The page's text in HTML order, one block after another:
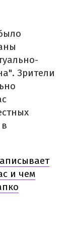
Зрители
и чем